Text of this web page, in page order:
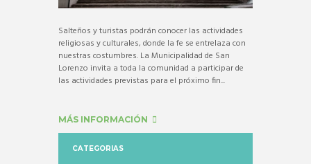
Salteños y turistas podrán conocer las actividades
religiosas y culturales, donde la fe se entrelaza con
nuestras costumbres. La Municipalidad de San
Lorenzo invita a toda la comunidad a participar de
las actividades previstas para el próximo fin...
MÁS INFORMACIÓN
CATEGORIAS